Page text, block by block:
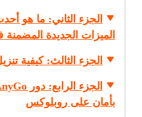
الجزء الثاني: ما هو
الميزات الجديدة
الجزء الثالث: كيفية
بأمان على روبلوكس